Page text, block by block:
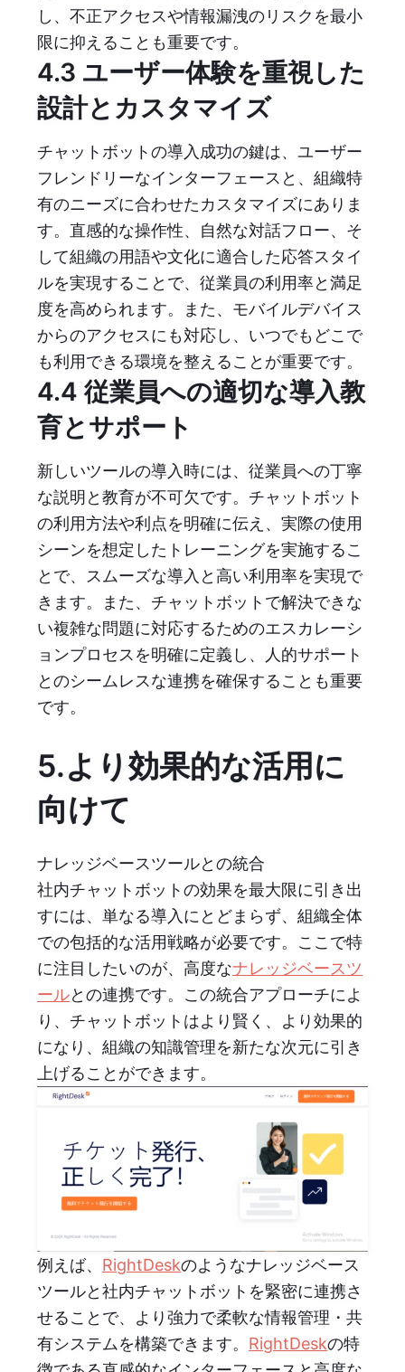
し、不正アクセスや情報漏洩のリスクを最小
限に抑えることも重要です。
4.3 ユーザー体験を重視した
設計とカスタマイズ
チャットボットの導入成功の鍵は、ユーザー
フレンドリーなインターフェースと、組織特
有のニーズに合わせたカスタマイズにありま
す。直感的な操作性、自然な対話フロー、そ
して組織の用語や文化に適合した応答スタイ
ルを実現することで、従業員の利用率と満足
度を高められます。また、モバイルデバイス
からのアクセスにも対応し、いつでもどこで
も利用できる環境を整えることが重要です。
4.4 従業員への適切な導入教
育とサポート
新しいツールの導入時には、従業員への丁寧
な説明と教育が不可欠です。チャットボット
の利用方法や利点を明確に伝え、実際の使用
シーンを想定したトレーニングを実施するこ
とで、スムーズな導入と高い利用率を実現で
きます。また、チャットボットで解決できな
い複雑な問題に対応するためのエスカレーシ
ョンプロセスを明確に定義し、人的サポート
とのシームレスな連携を確保することも重要
です。
5.より効果的な活用に
向けて
ナレッジベースツールとの統合
社内チャットボットの効果を最大限に引き出
すには、単なる導入にとどまらず、組織全体
での包括的な活用戦略が必要です。ここで特
に注目したいのが、高度なナレッジベースツ
ールとの連携です。この統合アプローチによ
り、チャットボットはより賢く、より効果的
になり、組織の知識管理を新たな次元に引き
上げることができます。
例えば、 RightDeskのようなナレッジベース
ツールと社内チャットボットを緊密に連携さ
せることで、より強力で柔軟な情報管理・共
有システムを構築できます。 RightDeskの特